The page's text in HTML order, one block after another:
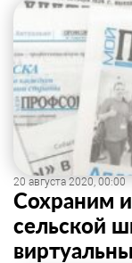
20 августа 2020, 00:00
Сохраним
сельской